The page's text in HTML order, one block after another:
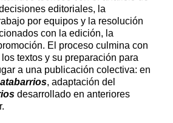
editoriales, la
por equipos y la resolución
con la edición, la
El proceso culmina con
textos y su preparación para
a una publicación colectiva: en
, adaptación del
desarrollado en anteriores